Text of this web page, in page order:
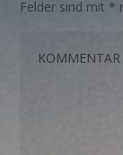
Felder sind mit *